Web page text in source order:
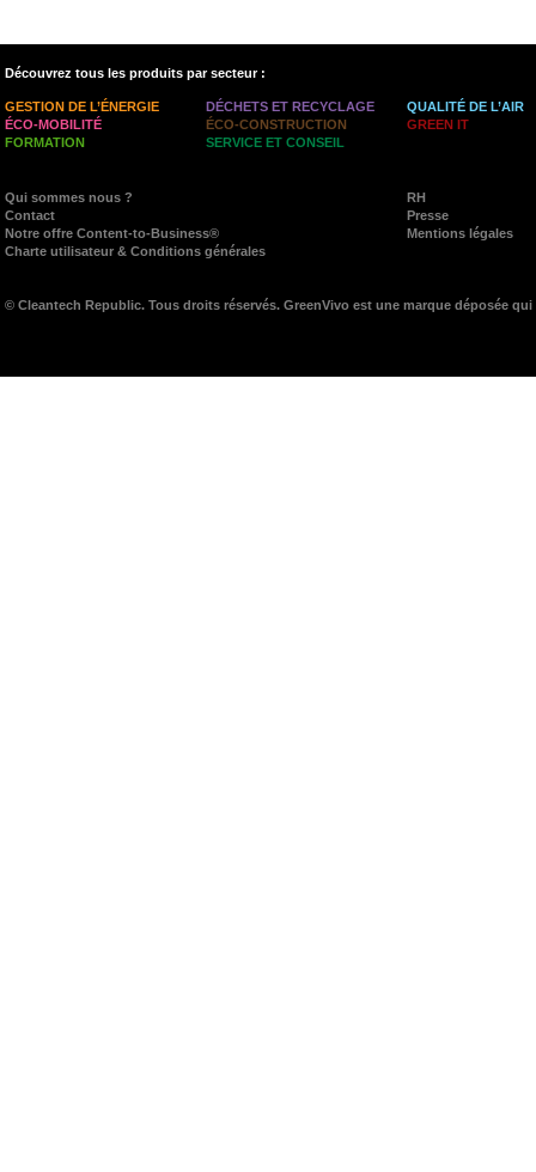
Découvrez tous les produits par secteur :
GESTION DE L’ÉNERGIE DÉCHETS ET RECYCLAGE
QUALITÉ DE L’AIR
ÉCO-MOBILITÉ
ÉCO-CONSTRUCTION
GREEN IT
FORMATION
SERVICE ET CONSEIL
Qui sommes nous ?
RH
Contact
Presse
Notre offre Content-to-Business®
Mentions légales
Charte utilisateur & Conditions générales
© Cleantech Republic. Tous droits réservés. GreenVivo est une marque déposée